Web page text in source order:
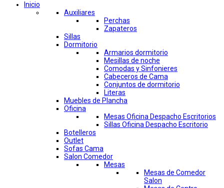
Inicio
Auxiliares
Perchas
Zapateros
Sillas
Dormitorio
Armarios dormitorio
Mesillas de noche
Comodas y Sinfonieres
Cabeceros de Cama
Conjuntos de dormitorio
Literas
Muebles de Plancha
Oficina
Mesas Oficina Despacho Escritorios
Sillas Oficina Despacho Escritorio
Botelleros
Outlet
Sofas Cama
Salon Comedor
Mesas
Mesas de Comedor
Salon